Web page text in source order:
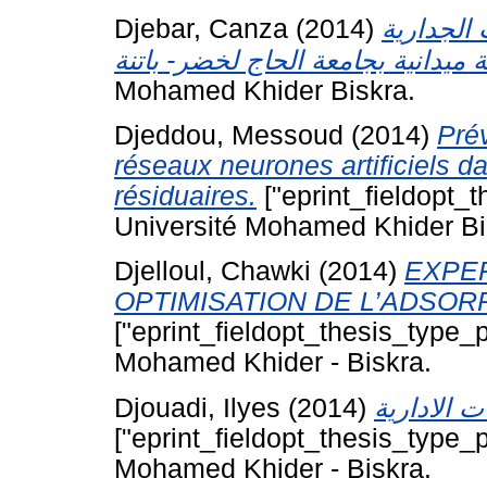
Djebar, Canza (2014) الجدارية
Mohamed Khider Biskra.
Djeddou, Messoud (2014)
réseaux neurones artificiels
résiduaires.
Université Mohamed Khider
Djelloul, Chawki (2014)
OPTIMISATION DE
Mohamed Khider - Biskra.
Djouadi, Ilyes (2014)
Mohamed Khider - Biskra.